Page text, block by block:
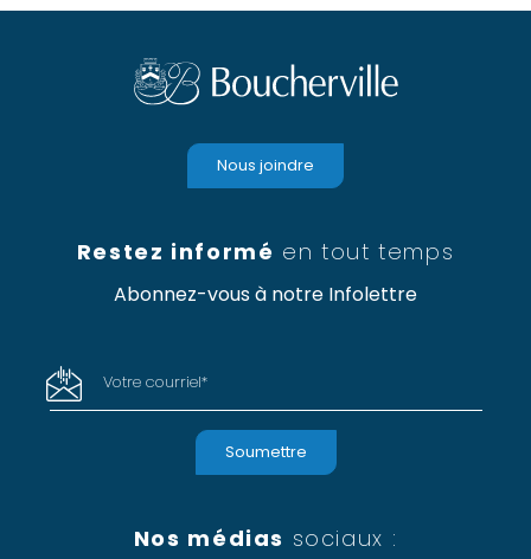
Restez informé en tout temps
Abonnez-vous à notre Infolettre
Votre courriel*
Nous joindre
Nos médias sociaux :